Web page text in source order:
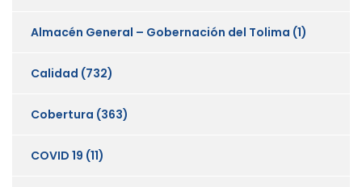
Almacén General – Gobernación del Tolima (1)
Calidad (732)
Cobertura (363)
COVID 19 (11)